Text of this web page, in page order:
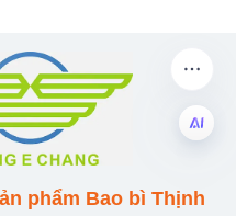
phẩm Bao bì Thịnh